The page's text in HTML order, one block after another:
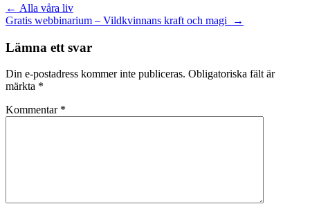
Inläggsnavigering
← Alla våra liv
Gratis webbinarium – Vildkvinnans kraft och magi
→
Lämna ett svar
Din e-postadress kommer inte publiceras. Obligatoriska fält är
märkta *
Kommentar *